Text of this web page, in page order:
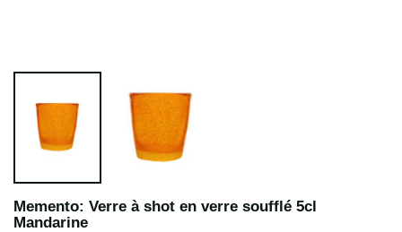
Memento: Verre à shot en verre soufflé 5cl
Mandarine